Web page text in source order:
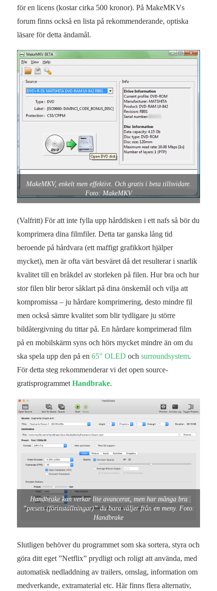
för en licens (kostar cirka 500 kronor). På MakeMKVs
forum finns också en lista på rekommenderande, optiska
läsare för detta ändamål.
MakeMKV, enkelt men effektivt. Och gratis i beta tillsvidare.
Foto: MakeMKV
(Valfritt) För att inte fylla upp hårddisken i ett nafs så bör du
komprimera dina filmfiler. Detta tar ganska lång tid
beroende på hårdvara (ett maffigt grafikkort hjälper
mycket), men är ofta värt besväret då det resulterar i snarlik
kvalitet till en bråkdel av storleken på filen. Hur bra och hur
stor filen blir beror såklart på dina önskemål och vilja att
kompromissa – ju hårdare komprimering, desto mindre fil
men också sämre kvalitet som blir tydligare ju större
bildåtergivning du tittar på. En hårdare komprimerad film
på en mobilskärm syns och hörs mycket mindre än om du
ska spela upp den på en 65″ OLED och surroundsystem.
För detta steg rekommenderar vi det open source-
gratisprogrammet Handbrake.
Handbrake kan verkar lite avancerat, men har många bra
”presets (förinställningar)” du bara väljer från en meny. Foto:
Handbrake
Slutligen behöver du programmet som ska sortera, styra och
göra ditt eget ”Netflix” prydligt och roligt att använda, med
automatisk nedladdning av trailers, omslag, information om
medverkande, extramaterial etc. Här finns flera alternativ,